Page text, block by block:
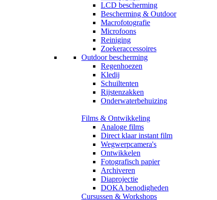
LCD bescherming
Bescherming & Outdoor
Macrofotografie
Microfoons
Reiniging
Zoekeraccessoires
Outdoor bescherming
Regenhoezen
Kledij
Schuiltenten
Rijstenzakken
Onderwaterbehuizing
Films & Ontwikkeling
Analoge films
Direct klaar instant film
Wegwerpcamera's
Ontwikkelen
Fotografisch papier
Archiveren
Diaprojectie
DOKA benodigheden
Cursussen & Workshops